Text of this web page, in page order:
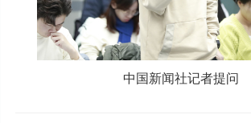
中国新闻社记者提问